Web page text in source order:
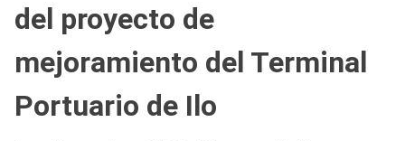
del proyecto de
mejoramiento del Terminal
Portuario de Ilo